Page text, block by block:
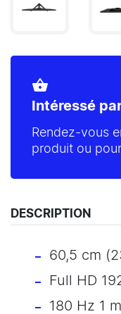
shopping_basket
Intéressé
Rendez-vous
produit ou
DESCRIPTION
60,5 cm
Full HD
180 Hz 1